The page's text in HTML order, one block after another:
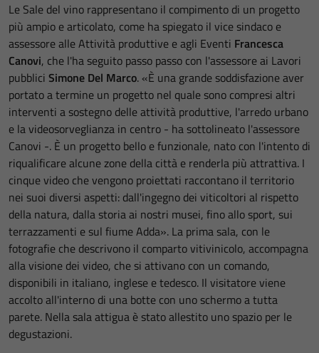
Le Sale del vino rappresentano il compimento di un progetto
più ampio e articolato, come ha spiegato il vice sindaco e
assessore alle Attività produttive e agli Eventi Francesca
Canovi, che l'ha seguito passo passo con l'assessore ai Lavori
pubblici Simone Del Marco. «È una grande soddisfazione aver
portato a termine un progetto nel quale sono compresi altri
interventi a sostegno delle attività produttive, l'arredo urbano
e la videosorveglianza in centro - ha sottolineato l'assessore
Canovi -. È un progetto bello e funzionale, nato con l'intento di
riqualificare alcune zone della città e renderla più attrattiva. I
cinque video che vengono proiettati raccontano il territorio
nei suoi diversi aspetti: dall'ingegno dei viticoltori al rispetto
della natura, dalla storia ai nostri musei, fino allo sport, sui
terrazzamenti e sul fiume Adda». La prima sala, con le
fotografie che descrivono il comparto vitivinicolo, accompagna
alla visione dei video, che si attivano con un comando,
disponibili in italiano, inglese e tedesco. Il visitatore viene
accolto all'interno di una botte con uno schermo a tutta
parete. Nella sala attigua è stato allestito uno spazio per le
degustazioni.